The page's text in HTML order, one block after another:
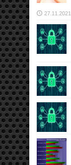
27.11.2021